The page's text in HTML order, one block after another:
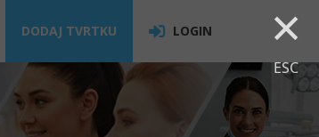
×
ESC
DODAJ TVRTKU LOGIN